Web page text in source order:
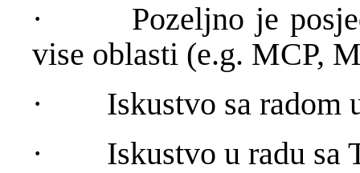
·
Pozeljno je
vise oblasti (e.g. MCP,
·
Iskustvo sa radom
·
Iskustvo u radu sa